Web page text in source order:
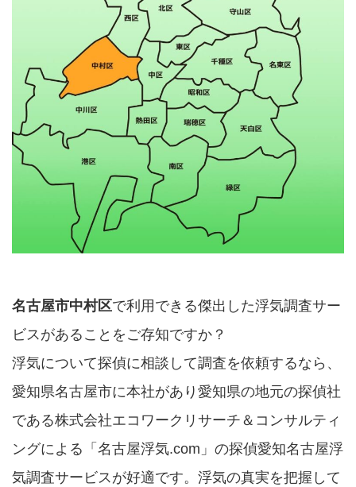
名古屋市中村区で利用できる傑出した浮気調査サー
ビスがあることをご存知ですか？
浮気について探偵に相談して調査を依頼するなら、
愛知県名古屋市に本社があり愛知県の地元の探偵社
である株式会社エコワークリサーチ＆コンサルティ
ングによる「名古屋浮気.com」の探偵愛知名古屋浮
気調査サービスが好適です。浮気の真実を把握して